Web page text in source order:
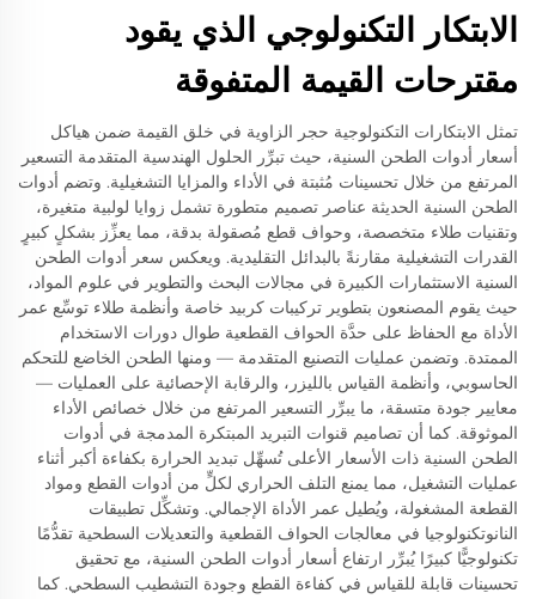
الابتكار التكنولوجي الذي يقود
مقترحات القيمة المتفوقة
تمثل الابتكارات التكنولوجية حجر الزاوية في خلق القيمة ضمن هياكل
أسعار أدوات الطحن السنية، حيث تبرِّر الحلول الهندسية المتقدمة التسعير
المرتفع من خلال تحسينات مُثبتة في الأداء والمزايا التشغيلية. وتضم أدوات
الطحن السنية الحديثة عناصر تصميم متطورة تشمل زوايا لولبية متغيرة،
وتقنيات طلاء متخصصة، وحواف قطع مُصقولة بدقة، مما يعزِّز بشكلٍ كبيرٍ
القدرات التشغيلية مقارنةً بالبدائل التقليدية. ويعكس سعر أدوات الطحن
السنية الاستثمارات الكبيرة في مجالات البحث والتطوير في علوم المواد،
حيث يقوم المصنعون بتطوير تركيبات كربيد خاصة وأنظمة طلاء توسِّع عمر
الأداة مع الحفاظ على حدَّة الحواف القطعية طوال دورات الاستخدام
الممتدة. وتضمن عمليات التصنيع المتقدمة — ومنها الطحن الخاضع للتحكم
الحاسوبي، وأنظمة القياس بالليزر، والرقابة الإحصائية على العمليات —
معايير جودة متسقة، ما يبرِّر التسعير المرتفع من خلال خصائص الأداء
الموثوقة. كما أن تصاميم قنوات التبريد المبتكرة المدمجة في أدوات
الطحن السنية ذات الأسعار الأعلى تُسهِّل تبديد الحرارة بكفاءة أكبر أثناء
عمليات التشغيل، مما يمنع التلف الحراري لكلٍّ من أدوات القطع ومواد
القطعة المشغولة، ويُطيل عمر الأداة الإجمالي. وتشكِّل تطبيقات
النانوتكنولوجيا في معالجات الحواف القطعية والتعديلات السطحية تقدُّمًا
تكنولوجيًّا كبيرًا يُبرِّر ارتفاع أسعار أدوات الطحن السنية، مع تحقيق
تحسينات قابلة للقياس في كفاءة القطع وجودة التشطيب السطحي. كما